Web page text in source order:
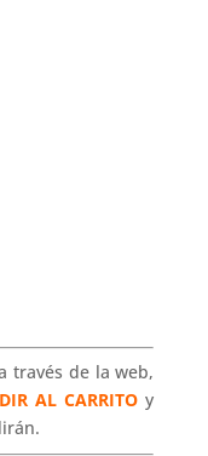
través de la web,
AL CARRITO y